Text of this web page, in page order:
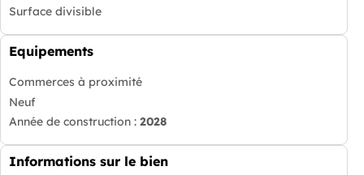
Surface divisible
Equipements
Commerces à proximité
Neuf
Année de construction : 2028
Informations sur le bien